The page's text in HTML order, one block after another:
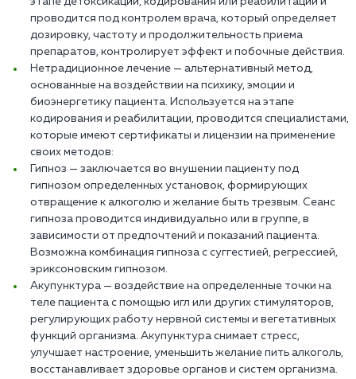
проводится под контролем врача, который определяет
дозировку, частоту и продолжительность приема
препаратов, контролирует эффект и побочные действия.
Нетрадиционное лечение — альтернативный метод,
основанные на воздействии на психику, эмоции и
биоэнергетику пациента. Используется на этапе
кодирования и реабилитации, проводится специалистами,
которые имеют сертификаты и лицензии на применение
своих методов:
Гипноз — заключается во внушении пациенту под
гипнозом определенных установок, формирующих
отвращение к алкоголю и желание быть трезвым. Сеанс
гипноза проводится индивидуально или в группе, в
зависимости от предпочтений и показаний пациента.
Возможна комбинация гипноза с суггестией, регрессией,
эриксоновским гипнозом.
Акупунктура — воздействие на определенные точки на
теле пациента с помощью игл или других стимуляторов,
регулирующих работу нервной системы и вегетативных
функций организма. Акупунктура снимает стресс,
улучшает настроение, уменьшить желание пить алкоголь,
восстанавливает здоровье органов и систем организма.